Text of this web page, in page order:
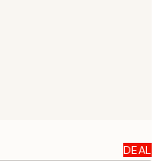
DEAL